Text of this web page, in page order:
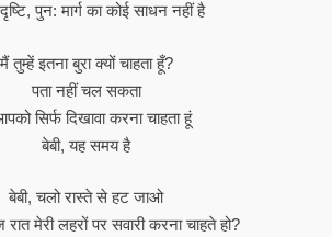
पुन: मार्ग का कोई साधन नहीं है
मैं तुम्हें इतना बुरा क्यों चाहता हूँ?
पता नहीं चल सकता
सिर्फ दिखावा करना चाहता हूं
बेबी, यह समय है
बेबी, चलो रास्ते से हट जाओ
मेरी लहरों पर सवारी करना चाहते हो?